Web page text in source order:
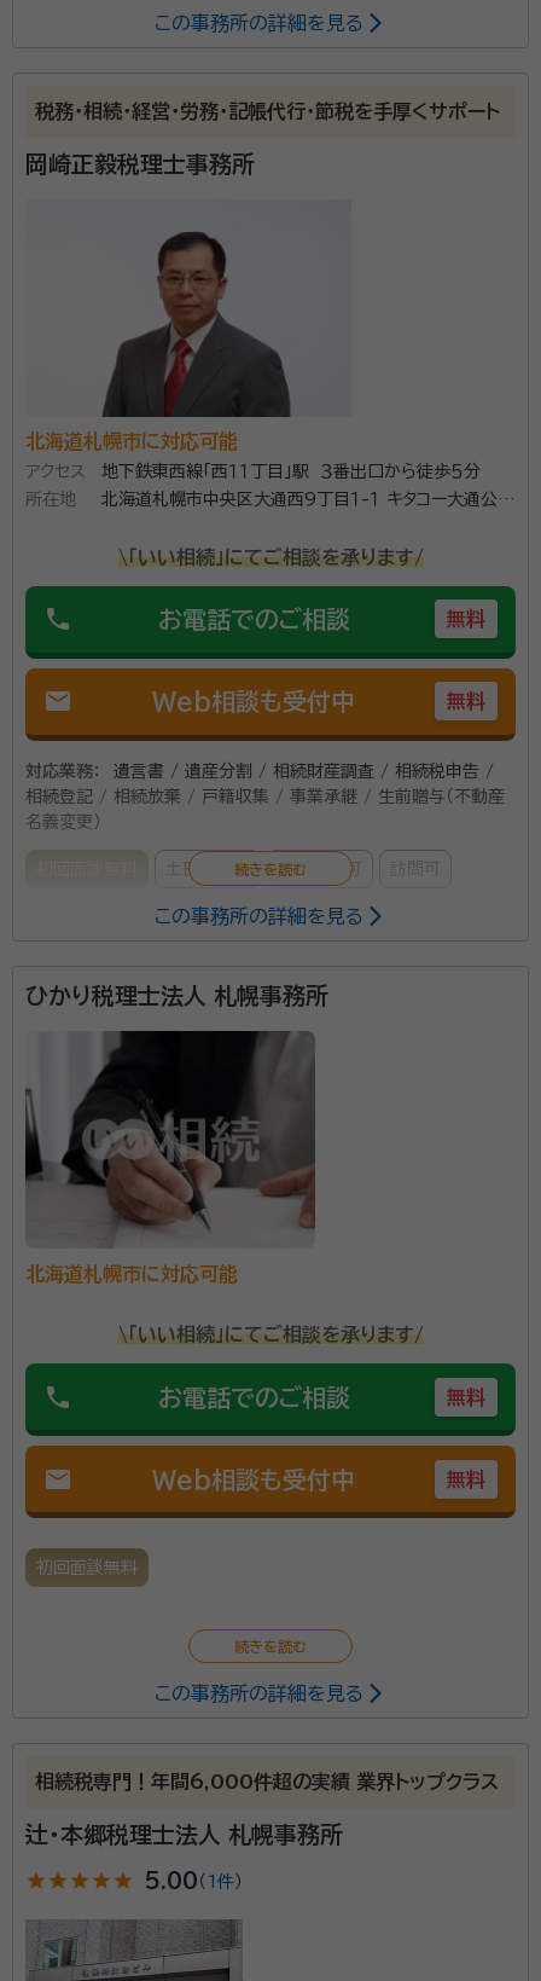
経歴： 千葉県成田市出身。早稲田大学商学部卒業。
神奈川県横浜市に拠点を構える当税理士事務所は、平
上が相続税分野の、国内でも数少ない、真の相続税を専
門に取り扱う税理士法人です。 相続税案件であれば、そ
の専門性と経験を活かして日本全国、ご相談内容に関
わらず総合的に対応しています。 正確な土地評価と税
務署との交渉力を強みに、1,877件以上（令和4年5月
9日現在）もの相続税を取り戻し、日本で最も相続税の
還付に成功してきた実績があります。 【対応地域】全国
対応 【営業時間】平日・土日：9:00～18:00(定休日：祝
祭日)
この事務所の詳細を見る
税務・相続・経営・労務・記帳代行・節税を手厚くサポート
岡崎正毅税理士事務所
北海道札幌市に対応可能
アクセス
地下鉄東西線「西１１丁目」駅 ３番出口から徒歩５分
所在地
北海道札幌市中央区大通西9丁目１-１ キタコー大通公園
\「いい相続」にてご相談を承ります/
phone お電話でのご相談 無料
mail Web相談も受付中 無料
対応業務：
遺言書 / 遺産分割 / 相続財産調査 / 相続税申告 /
相続登記 / 相続放棄 / 戸籍収集 / 事業承継 / 生前贈与（不動産
名義変更）
土日相談可 電話相談可 訪問可
岡崎正毅税理士事務所は「ひびき相続相談センター」を
併設。 １）ご相談から問題解決までワンストップサービス
で対応が可能 弁護士、税理士、社労士、司法書士等の
関連士業とのネットワークで総合的なサポートをご提供
いたします。 ２）豊富な経験と実績！さまざまなご要望
数が約２００件。どのような問題にも最適な解決策をご
提案いたします。 ３）「相続」が「争族」にならないために
に考えています。税金がかかる・かからないに関わらず、
家族の幸せを願う上でも、生前から専門家と対策を講じ
ておくと安心です。 ４）初回相談１時間無料！ まずは
お気軽にご相談ください。
この事務所の詳細を見る
ひかり税理士法人 札幌事務所
北海道札幌市に対応可能
\「いい相続」にてご相談を承ります/
phone お電話でのご相談 無料
mail Web相談も受付中 無料
初回面談無料
この事務所の詳細を見る
相続税専門！年間6,000件超の実績 業界トップクラス
辻・本郷税理士法人 札幌事務所
star star star star star 5.00 （ 1件 ）